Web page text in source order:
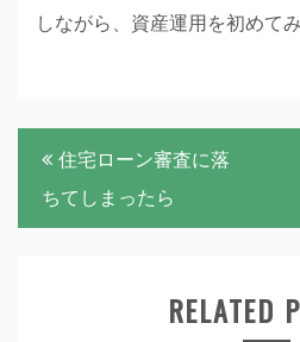
しながら、資産運用を初めて
投
稿
ナ
住宅ローン審査に落
ちてしまったら
RELATED